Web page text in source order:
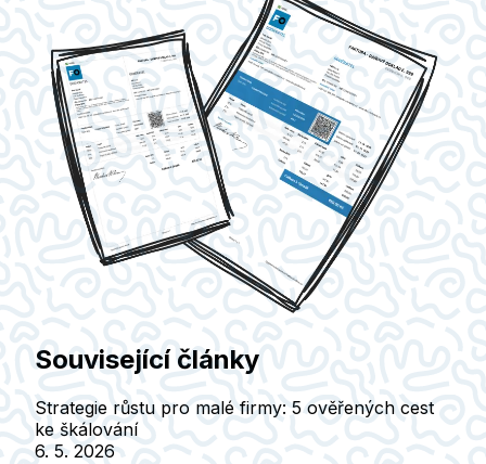
Související články
Strategie růstu pro malé firmy: 5 ověřených cest
ke škálování
6. 5. 2026